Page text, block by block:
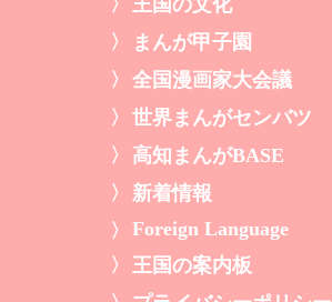
まんが甲子園
全国漫画家大会議
世界まんがセンバツ
高知まんがBASE
新着情報
Foreign Language
王国の案内板